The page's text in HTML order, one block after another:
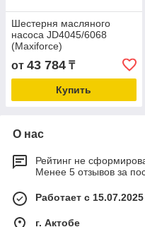
Шестерня масляного
насоса JD4045/6068
(Maxiforce)
от 43 784 ₸
Купить
О нас
Рейтинг не
Менее 5 отзывов за
Работает с 15.07.2025
г. Актобе